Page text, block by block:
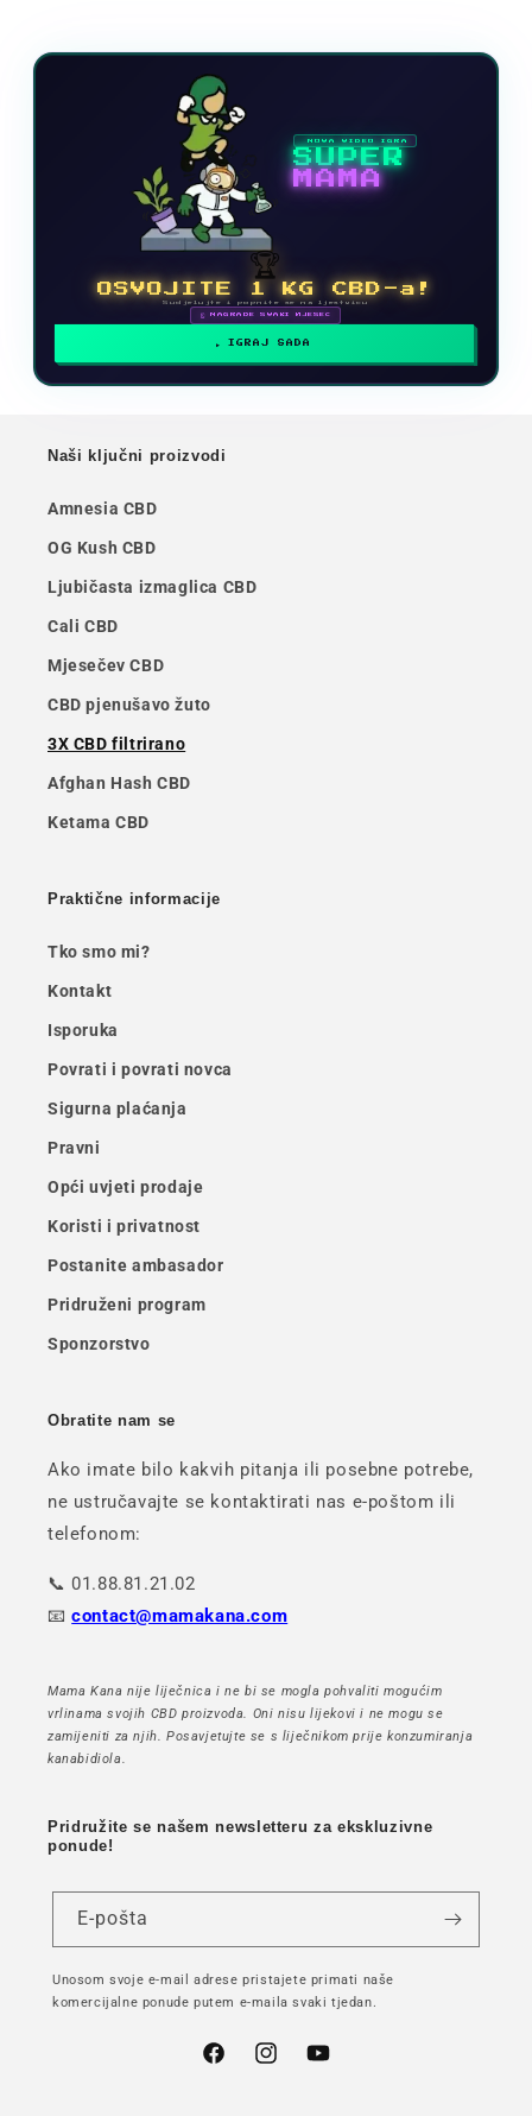
NOVA VIDEO IGRA
SUPER
MAMA
🏆
OSVOJITE 1 KG CBD-a!
Sudjelujte i popnite se na ljestvicu
🗓 NAGRADE SVAKI MJESEC
IGRAJ SADA
Naši ključni proizvodi
Amnesia CBD
OG Kush CBD
Ljubičasta izmaglica CBD
Cali CBD
Mjesečev CBD
CBD pjenušavo žuto
3X CBD filtrirano
Afghan Hash CBD
Ketama CBD
Praktične informacije
Tko smo mi?
Kontakt
Isporuka
Povrati i povrati novca
Sigurna plaćanja
Pravni
Opći uvjeti prodaje
Koristi i privatnost
Postanite ambasador
Pridruženi program
Sponzorstvo
Obratite nam se
Ako imate bilo kakvih pitanja ili posebne potrebe,
ne ustručavajte se kontaktirati nas e-poštom ili
telefonom:
📞 01.88.81.21.02
📧contact@mamakana.com
Mama Kana nije liječnica i ne bi se mogla pohvaliti mogućim
vrlinama svojih CBD proizvoda. Oni nisu lijekovi i ne mogu se
zamijeniti za njih. Posavjetujte se s liječnikom prije konzumiranja
kanabidiola.
Pridružite se našem newsletteru za ekskluzivne
ponude!
E-pošta
Unosom svoje e-mail adrese pristajete primati naše
komercijalne ponude putem e-maila svaki tjedan.
FacebookInstagramYouTube